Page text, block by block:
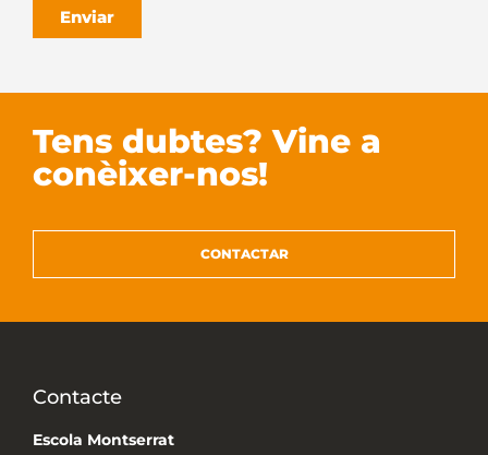
Enviar
Tens dubtes? Vine a
conèixer-nos!
CONTACTAR
Contacte
Escola Montserrat